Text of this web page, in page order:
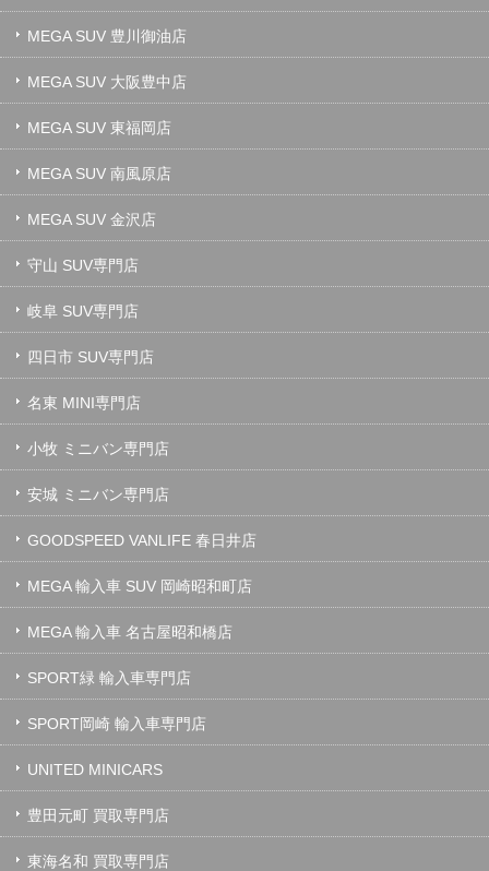
MEGA SUV 豊川御油店
MEGA SUV 大阪豊中店
MEGA SUV 東福岡店
MEGA SUV 南風原店
MEGA SUV 金沢店
守山 SUV専門店
岐阜 SUV専門店
四日市 SUV専門店
名東 MINI専門店
小牧 ミニバン専門店
安城 ミニバン専門店
GOODSPEED VANLIFE 春日井店
MEGA 輸入車 SUV 岡崎昭和町店
MEGA 輸入車 名古屋昭和橋店
SPORT緑 輸入車専門店
SPORT岡崎 輸入車専門店
UNITED MINICARS
豊田元町 買取専門店
東海名和 買取専門店